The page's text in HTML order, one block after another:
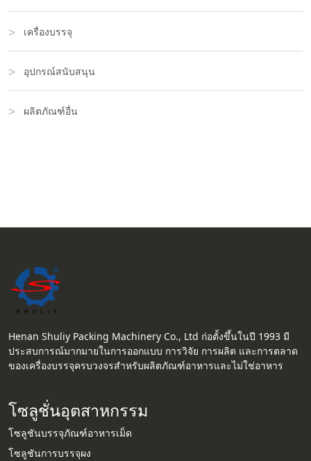
เครื่องบรรจุ
อุปกรณ์สนับสนุน
ผลิตภัณฑ์อื่น
Henan Shuliy Packing Machinery Co., Ltd ก่อตั้งขึ้นในปี 1993 มี
ประสบการณ์มากมายในการออกแบบ การวิจัย การผลิต และการตลาด
ของเครื่องบรรจุครบวงจรสำหรับผลิตภัณฑ์อาหารและไม่ใช่อาหาร
โซลูชั่นอุตสาหกรรม
โซลูชันบรรจุภัณฑ์อาหารเม็ด
โซลูชันการบรรจุผง